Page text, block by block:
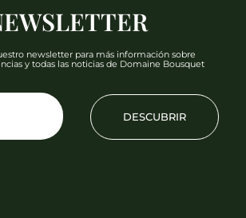
newsletter para más información sobre
y todas las noticias de Domaine Bousquet
DESCUBRIR